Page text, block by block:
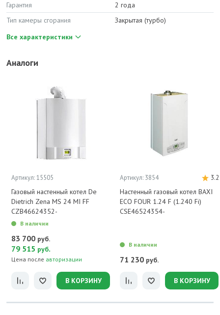
Гарантия
2 года
Тип камеры сгорания
Закрытая (турбо)
Все характеристики
Аналоги
Артикул: 15505
Газовый настенный котел De
Dietrich Zena MS 24 MI FF
CZB46624352-
В наличии
83 700 руб.
79 515 руб.
Цена после авторизации
В КОРЗИНУ
Артикул: 3854 3.2
Настенный газовый котел BAXI
ECO FOUR 1.24 F (1.240 Fi)
CSE46524354-
В наличии
71 230 руб.
В КОРЗИНУ